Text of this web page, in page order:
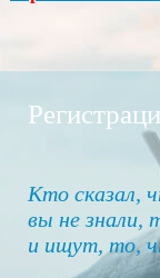
Кто сказал,
вы не знали,
и ищут, то,